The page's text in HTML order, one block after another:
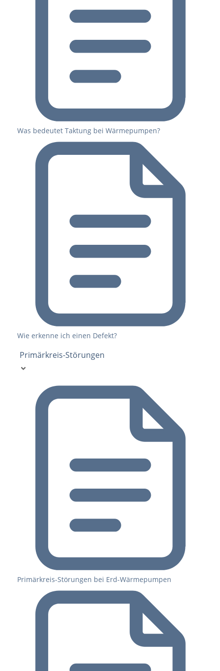
Was bedeutet Taktung bei Wärmepumpen?
Wie erkenne ich einen Defekt?
Primärkreis-Störungen
Primärkreis-Störungen bei Erd-Wärmepumpen